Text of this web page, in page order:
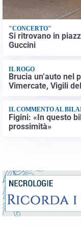
"CONCERTO"
Si ritrovano in
Guccini
IL ROGO
Brucia un’auto nel
Vimercate, Vigili
IL COMMENTO AL
Figini: «In questo
prossimità»